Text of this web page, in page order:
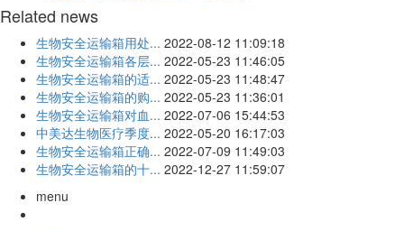
Related news
生物安全运输箱用处... 2022-08-12 11:09:18
生物安全运输箱各层... 2022-05-23 11:46:05
生物安全运输箱的适... 2022-05-23 11:48:47
生物安全运输箱的购... 2022-05-23 11:36:01
生物安全运输箱对血... 2022-07-06 15:44:53
中美达生物医疗季度... 2022-05-20 16:17:03
生物安全运输箱正确... 2022-07-09 11:49:03
生物安全运输箱的十... 2022-12-27 11:59:07
menu